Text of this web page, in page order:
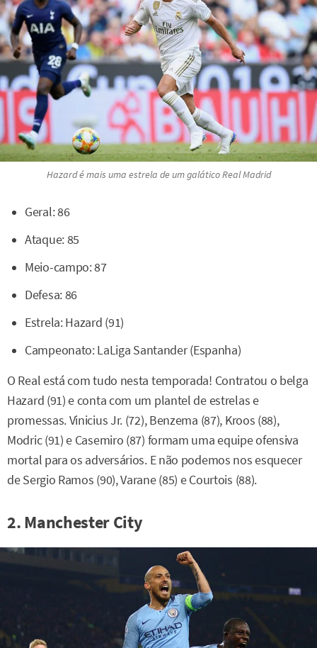
Hazard é mais uma estrela de um galático Real Madrid
Geral: 86
Ataque: 85
Meio-campo: 87
Defesa: 86
Estrela: Hazard (91)
Campeonato: LaLiga Santander (Espanha)
O Real está com tudo nesta temporada! Contratou o belga
Hazard (91) e conta com um plantel de estrelas e
promessas. Vinicius Jr. (72), Benzema (87), Kroos (88),
Modric (91) e Casemiro (87) formam uma equipe ofensiva
mortal para os adversários. E não podemos nos esquecer
de Sergio Ramos (90), Varane (85) e Courtois (88).
2. Manchester City